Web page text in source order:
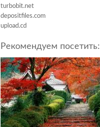
turbobit.net
depositfiles.com
upload.cd
Рекомендуем посетить: